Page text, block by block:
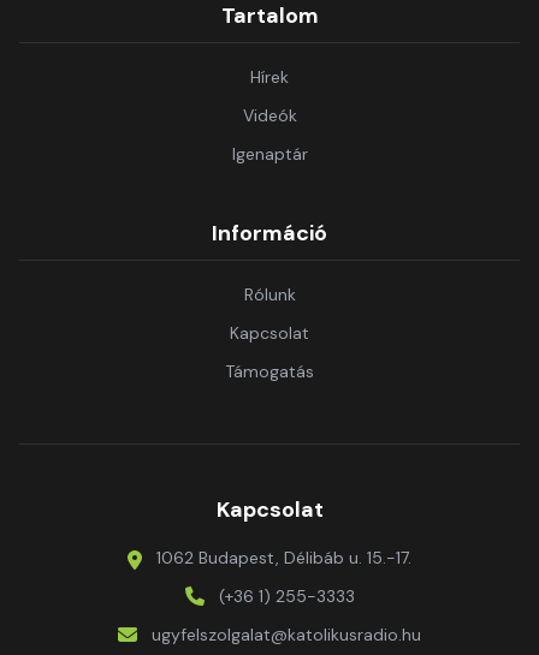
Tartalom
Hírek
Videók
Igenaptár
Információ
Rólunk
Kapcsolat
Támogatás
Kapcsolat
1062 Budapest, Délibáb u. 15.-17.
(+36 1) 255-3333
ugyfelszolgalat@katolikusradio.hu